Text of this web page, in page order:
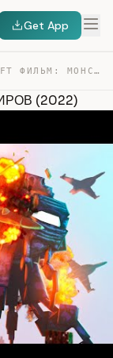
Get App
MINECRAFT ФИЛЬМ: МОНСТР – ВОЙНА МИРОВ (2022) — TRANSCRIPT
(2022)